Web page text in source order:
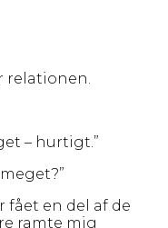
relationen.
– hurtigt.”
fået en del af de
ramte mig